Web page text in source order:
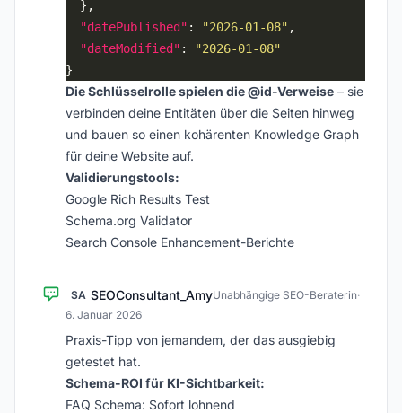
"datePublished" : "2026-01-08"
"dateModified" :
"2026-01-08"
Die Schlüsselrolle spielen die @id-Verweise – sie
verbinden deine Entitäten über die Seiten hinweg
und bauen so einen kohärenten Knowledge Graph
für deine Website auf.
Validierungstools:
Google Rich Results Test
Schema.org Validator
Search Console Enhancement-Berichte
SA SEOConsultant_AmyUnabhängige SEO-Beraterin·
6. Januar 2026
Praxis-Tipp von jemandem, der das ausgiebig
getestet hat.
Schema-ROI für KI-Sichtbarkeit:
FAQ Schema: Sofort lohnend